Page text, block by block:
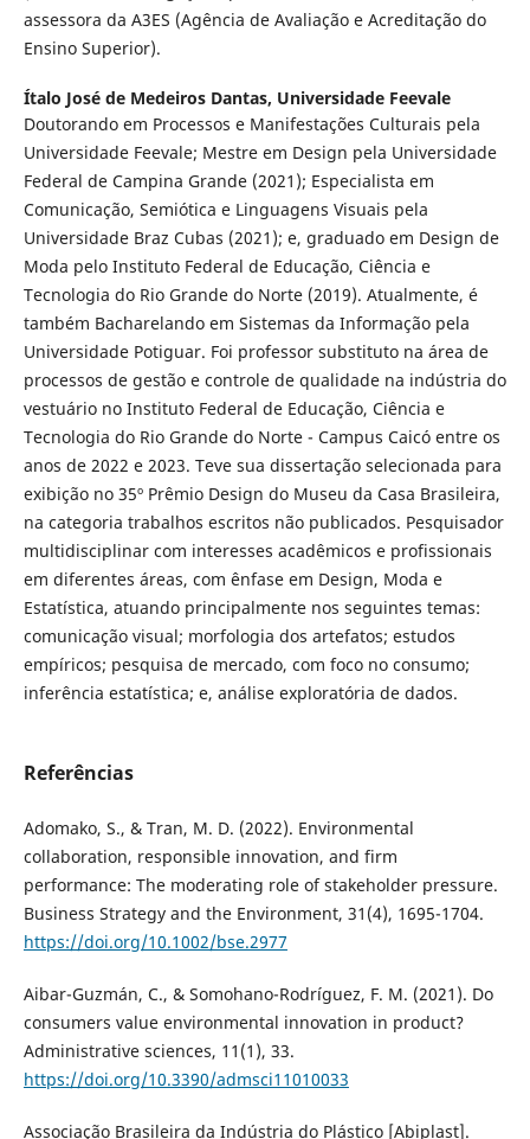
assessora da A3ES (Agência de Avaliação e Acreditação do
Ensino Superior).
Ítalo José de Medeiros Dantas, Universidade Feevale
Doutorando em Processos e Manifestações Culturais pela
Universidade Feevale; Mestre em Design pela Universidade
Federal de Campina Grande (2021); Especialista em
Comunicação, Semiótica e Linguagens Visuais pela
Universidade Braz Cubas (2021); e, graduado em Design de
Moda pelo Instituto Federal de Educação, Ciência e
Tecnologia do Rio Grande do Norte (2019). Atualmente, é
também Bacharelando em Sistemas da Informação pela
Universidade Potiguar. Foi professor substituto na área de
processos de gestão e controle de qualidade na indústria do
vestuário no Instituto Federal de Educação, Ciência e
Tecnologia do Rio Grande do Norte - Campus Caicó entre os
anos de 2022 e 2023. Teve sua dissertação selecionada para
exibição no 35º Prêmio Design do Museu da Casa Brasileira,
na categoria trabalhos escritos não publicados. Pesquisador
multidisciplinar com interesses acadêmicos e profissionais
em diferentes áreas, com ênfase em Design, Moda e
Estatística, atuando principalmente nos seguintes temas:
comunicação visual; morfologia dos artefatos; estudos
empíricos; pesquisa de mercado, com foco no consumo;
inferência estatística; e, análise exploratória de dados.
Referências
Adomako, S., & Tran, M. D. (2022). Environmental
collaboration, responsible innovation, and firm
performance: The moderating role of stakeholder pressure.
Business Strategy and the Environment, 31(4), 1695-1704.
https://doi.org/10.1002/bse.2977
Aibar-Guzmán, C., & Somohano-Rodríguez, F. M. (2021). Do
consumers value environmental innovation in product?
Administrative sciences, 11(1), 33.
https://doi.org/10.3390/admsci11010033
Associação Brasileira da Indústria do Plástico [Abiplast].